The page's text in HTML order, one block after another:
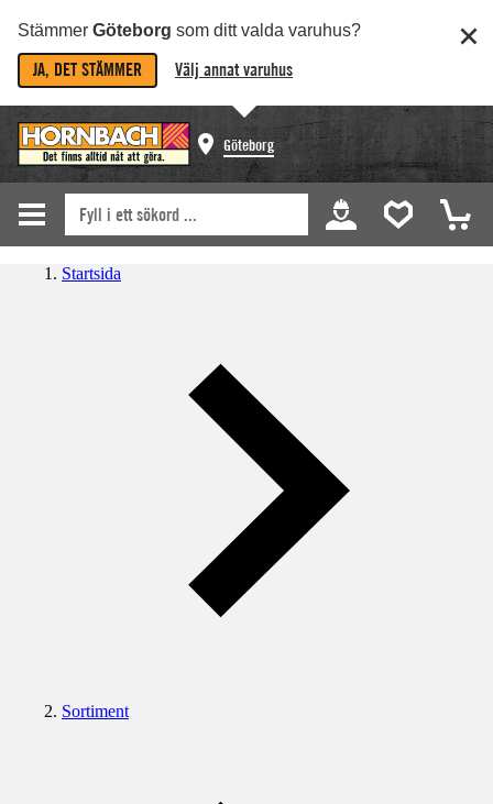
Stämmer Göteborg som ditt valda varuhus?
JA, DET STÄMMER Välj annat varuhus
Göteborg
Startsida
Sortiment